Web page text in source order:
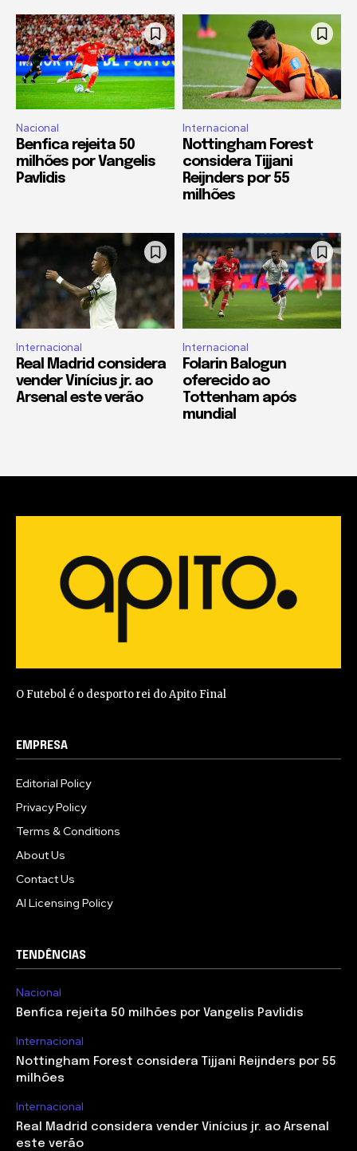
Nacional
Benfica rejeita 50
milhões por Vangelis
Pavlidis
Internacional
Nottingham Forest
considera Tijjani
Reijnders por 55
milhões
Internacional
Real Madrid considera
vender Vinícius jr. ao
Arsenal este verão
Internacional
Folarin Balogun
oferecido ao
Tottenham após
mundial
O Futebol é o desporto rei do Apito Final
EMPRESA
Editorial Policy
Privacy Policy
Terms & Conditions
About Us
Contact Us
AI Licensing Policy
TENDÊNCIAS
Nacional
Benfica rejeita 50 milhões por Vangelis Pavlidis
Internacional
Nottingham Forest considera Tijjani Reijnders por 55
milhões
Internacional
Real Madrid considera vender Vinícius jr. ao Arsenal
este verão